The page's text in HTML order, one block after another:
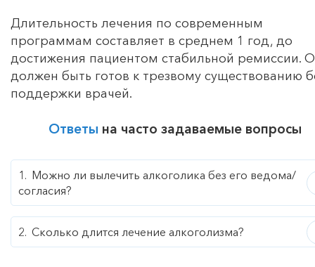
Длительность лечения по современным
программам составляет в среднем 1 год, до
достижения пациентом стабильной ремиссии.
должен быть готов к трезвому существованию
поддержки врачей.
Ответы на часто задаваемые вопросы
Можно ли вылечить алкоголика без его ведома/
согласия?
Сколько длится лечение алкоголизма?